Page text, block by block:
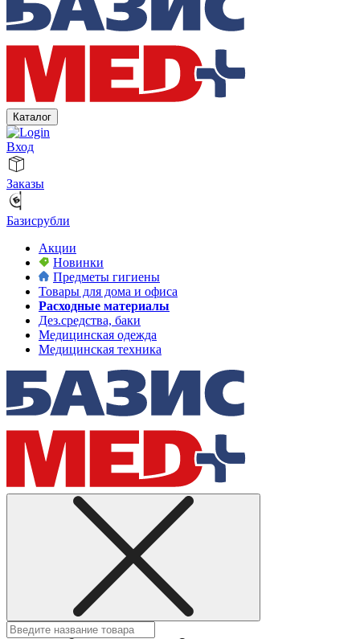
Каталог
Вход
Заказы
Базисрубли
Акции
Новинки
Предметы гигиены
Товары для дома и офиса
Расходные материалы
Дез.средства, баки
Медицинская одежда
Медицинская техника